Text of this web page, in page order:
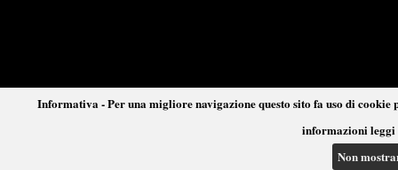
Informativa - Per una migliore navigazione questo sito fa uso di
informazioni leggi
Non